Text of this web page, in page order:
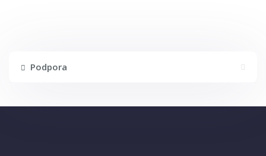
Podpora